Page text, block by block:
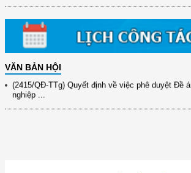
VĂN BẢN HỘI
xây dựng ...
(891/KH-ĐCT) Kế hoạch thực hiện Nghị quyết số
9/9/2025 của Bộ ...
(2415/QĐ-TTg) Quyết định về việc phê duyệt Đề
nghiệp ...